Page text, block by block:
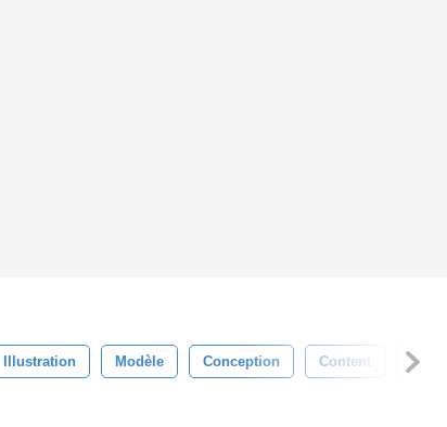
Illustration Modèle Conception Content Fête